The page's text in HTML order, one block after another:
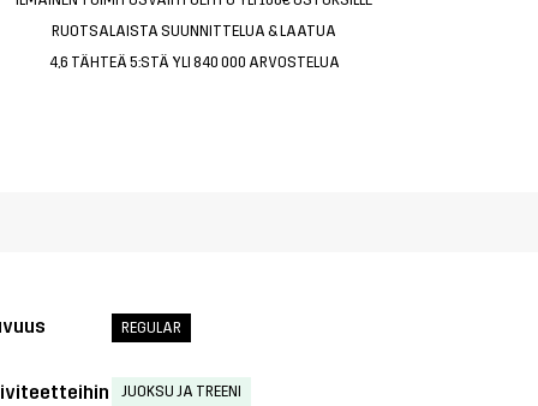
RUOTSALAISTA SUUNNITTELUA & LAATUA
4,6 TÄHTEÄ 5:STÄ YLI 840 000 ARVOSTELUA
REGULAR
JUOKSU JA TREENI